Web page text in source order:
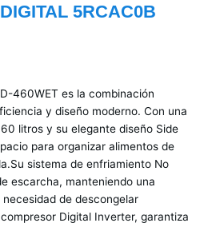
5RCAC0B
460WET es la combinación
y diseño moderno. Con una
litros y su elegante diseño Side
para organizar alimentos de
sistema de enfriamiento No
escarcha, manteniendo una
de descongelar
Digital Inverter, garantiza